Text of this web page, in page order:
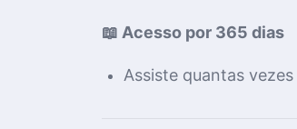
📖 Acesso por 365 dias
Assiste quantas